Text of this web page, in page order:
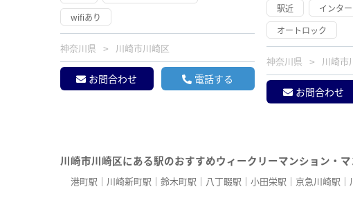
wifiあり
神奈川県 川崎市川崎区
お問合わせ 電話する
駅近
インタ
オートロック
神奈川県 川崎市
お問合わせ
川崎市川崎区にある駅のおすすめウィークリーマンション・
港町駅 川崎新町駅 鈴木町駅 八丁畷駅 小田栄駅 京急川崎駅